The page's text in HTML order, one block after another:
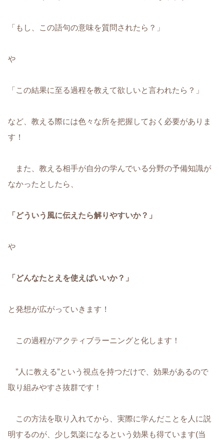
「もし、この語句の意味を質問されたら？」
や
「この結果に至る過程を教えて欲しいと言われたら？」
など、教える際には色々な所を把握しておく必要がありま
す！
また、教える相手が自分の学んでいる分野の予備知識が
なかったとしたら、
「どういう風に伝えたら解りやすいか？」
や
「どんなたとえを使えばいいか？」
と発想が広がっていきます！
この過程がアクティブラーニングと化します！
”人に教える”という視点を持つだけで、効果があるので
取り組みやすさ抜群です！
この方法を取り入れてから、実際に学んだことを人に説
明するのが、少し気楽になるという効果も得ています(当